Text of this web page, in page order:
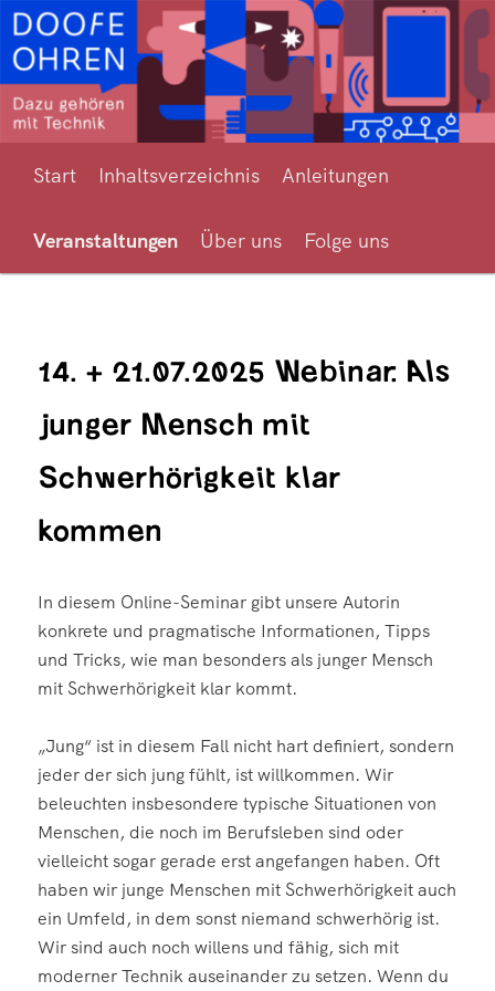
Zum
primären
Inhalt
springen
Doofe Ohren
Hörverlust und Hörgerätetechnik für alle erklärt
Start Inhaltsverzeichnis Anleitungen
Veranstaltungen Über uns Folge uns
14. + 21.07.2025 Webinar: Als
junger Mensch mit
Schwerhörigkeit klar
kommen
In diesem Online-Seminar gibt unsere Autorin
konkrete und pragmatische Informationen, Tipps
und Tricks, wie man besonders als junger Mensch
mit Schwerhörigkeit klar kommt.
„Jung“ ist in diesem Fall nicht hart definiert, sondern
jeder der sich jung fühlt, ist willkommen. Wir
beleuchten insbesondere typische Situationen von
Menschen, die noch im Berufsleben sind oder
vielleicht sogar gerade erst angefangen haben. Oft
haben wir junge Menschen mit Schwerhörigkeit auch
ein Umfeld, in dem sonst niemand schwerhörig ist.
Wir sind auch noch willens und fähig, sich mit
moderner Technik auseinander zu setzen. Wenn du